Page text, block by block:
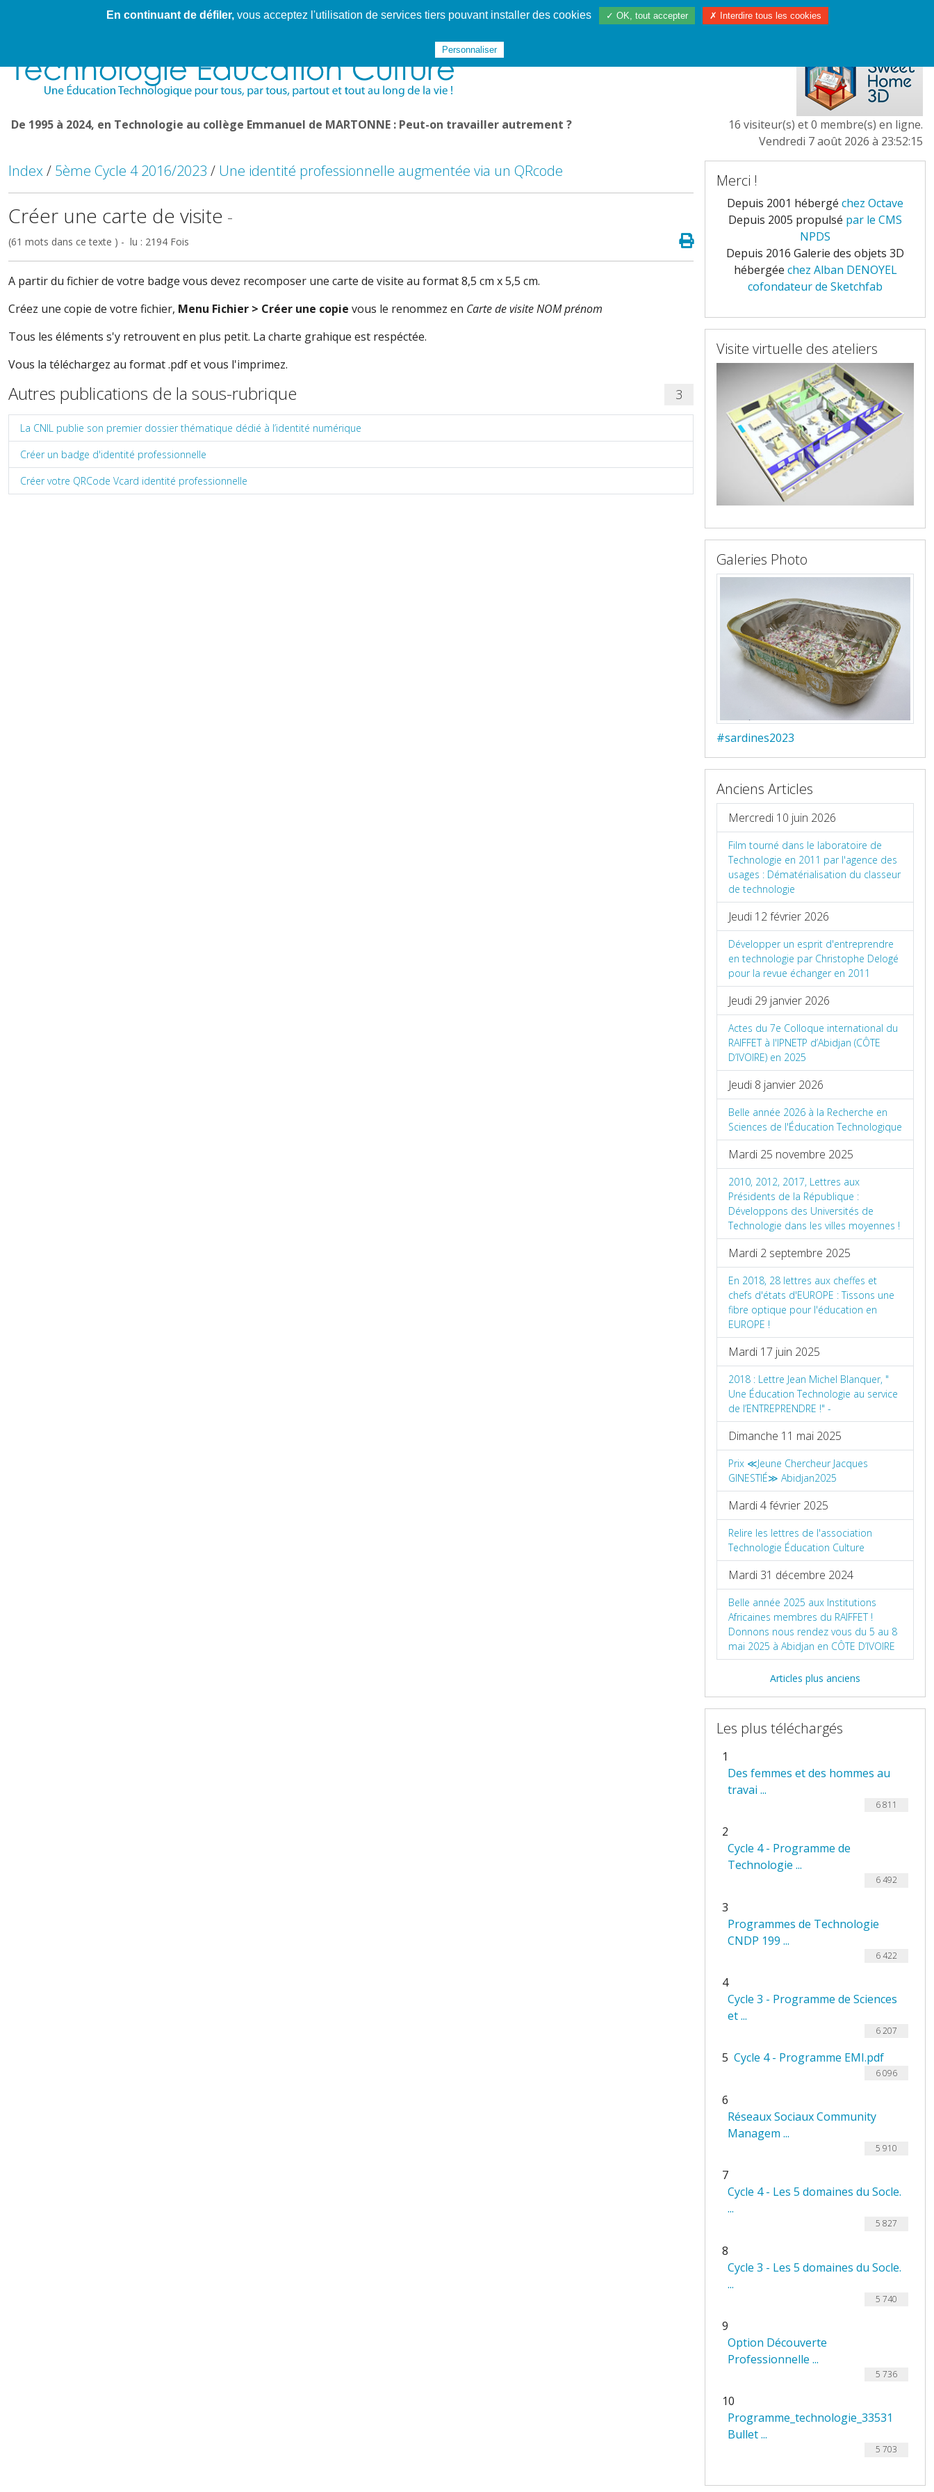
Cahier de textes patrickRICHARD Cahier de texte Websphère Les services De 1995 à 2020 TÉC 1997/2023 L'EUROPE
De 1995 à 2024, en Technologie au collège Emmanuel de MARTONNE : Peut-on travailler autrement ?
16 visiteur(s) et 0 membre(s) en ligne.
Vendredi 7 août 2026 à 23:52:15
Index/ 5ème Cycle 4 2016/2023 / Une identité professionnelle augmentée via un QRcode
Créer une carte de visite -
(61 mots dans ce texte ) - lu : 2194 Fois
A partir du fichier de votre badge vous devez recomposer une carte de visite au format 8,5 cm x 5,5 cm.
Créez une copie de votre fichier, Menu Fichier > Créer une copie vous le renommez en Carte de visite NOM prénom
Tous les éléments s'y retrouvent en plus petit. La charte grahique est respéctée.
Vous la téléchargez au format .pdf et vous l'imprimez.
Autres publications de la sous-rubrique 3
La CNIL publie son premier dossier thématique dédié à l’identité numérique
Créer un badge d'identité professionnelle
Créer votre QRCode Vcard identité professionnelle
Merci !
Depuis 2001 hébergé chez Octave
Depuis 2005 propulsé par le CMS
NPDS
Depuis 2016 Galerie des objets 3D
hébergée chez Alban DENOYEL
cofondateur de Sketchfab
Visite virtuelle des ateliers
Galeries Photo
#sardines2023
Anciens Articles
Mercredi 10 juin 2026
Film tourné dans le laboratoire de
Technologie en 2011 par l'agence des
usages : Dématérialisation du classeur
de technologie
Jeudi 12 février 2026
Développer un esprit d'entreprendre
en technologie par Christophe Delogé
pour la revue échanger en 2011
Jeudi 29 janvier 2026
Actes du 7e Colloque international du
RAIFFET à l'IPNETP d’Abidjan (CÔTE
D’IVOIRE) en 2025
Jeudi 8 janvier 2026
Belle année 2026 à la Recherche en
Sciences de l'Éducation Technologique
Mardi 25 novembre 2025
2010, 2012, 2017, Lettres aux
Présidents de la République :
Développons des Universités de
Technologie dans les villes moyennes !
Mardi 2 septembre 2025
En 2018, 28 lettres aux cheffes et
chefs d'états d'EUROPE : Tissons une
fibre optique pour l'éducation en
EUROPE !
Mardi 17 juin 2025
2018 : Lettre Jean Michel Blanquer, "
Une Éducation Technologie au service
de l’ENTREPRENDRE !" -
Dimanche 11 mai 2025
Prix ≪Jeune Chercheur Jacques
GINESTIÉ≫ Abidjan2025
Mardi 4 février 2025
Relire les lettres de l'association
Technologie Éducation Culture
Mardi 31 décembre 2024
Belle année 2025 aux Institutions
Africaines membres du RAIFFET !
Donnons nous rendez vous du 5 au 8
mai 2025 à Abidjan en CÔTE D’IVOIRE
Articles plus anciens
Les plus téléchargés
1
Des femmes et des hommes au
travai ...
6 811
2
Cycle 4 - Programme de
Technologie ...
6 492
3
Programmes de Technologie
CNDP 199 ...
6 422
4
Cycle 3 - Programme de Sciences
et ...
6 207
5 Cycle 4 - Programme EMI.pdf
6 096
6
Réseaux Sociaux Community
Managem ...
5 910
7
Cycle 4 - Les 5 domaines du Socle.
...
5 827
8
Cycle 3 - Les 5 domaines du Socle.
...
5 740
9
Option Découverte
Professionnelle ...
5 736
10
Programme_technologie_33531
Bullet ...
5 703
En continuant de défiler,vous acceptez l'utilisation de services tiers pouvant installer des cookies ✓ OK, tout accepter ✗ Interdire tous les cookies
Personnaliser